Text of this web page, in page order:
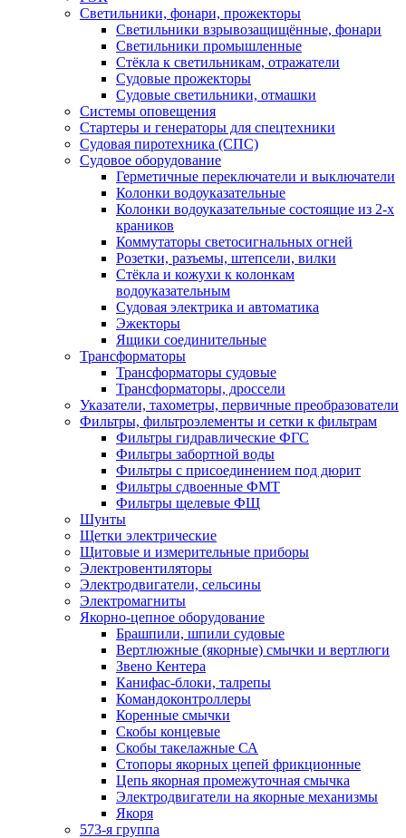
Светильники, фонари, прожекторы
Светильники взрывозащищённые, фонари
Светильники промышленные
Стёкла к светильникам, отражатели
Судовые прожекторы
Судовые светильники, отмашки
Системы оповещения
Стартеры и генераторы для спецтехники
Судовая пиротехника (СПС)
Судовое оборудование
Герметичные переключатели и выключатели
Колонки водоуказательные
Колонки водоуказательные состоящие из 2-х
краников
Коммутаторы светосигнальных огней
Розетки, разъемы, штепсели, вилки
Стёкла и кожухи к колонкам
водоуказательным
Судовая электрика и автоматика
Эжекторы
Ящики соединительные
Трансформаторы
Трансформаторы судовые
Трансформаторы, дроссели
Указатели, тахометры, первичные преобразователи
Фильтры, фильтроэлементы и сетки к фильтрам
Фильтры гидравлические ФГС
Фильтры забортной воды
Фильтры с присоединением под дюрит
Фильтры сдвоенные ФМТ
Фильтры щелевые ФЩ
Шунты
Щетки электрические
Щитовые и измерительные приборы
Электровентиляторы
Электродвигатели, сельсины
Электромагниты
Якорно-цепное оборудование
Брашпили, шпили судовые
Вертлюжные (якорные) смычки и вертлюги
Звено Кентера
Канифас-блоки, талрепы
Командоконтроллеры
Коренные смычки
Скобы концевые
Скобы такелажные СА
Стопоры якорных цепей фрикционные
Цепь якорная промежуточная смычка
Электродвигатели на якорные механизмы
Якоря
573-я группа